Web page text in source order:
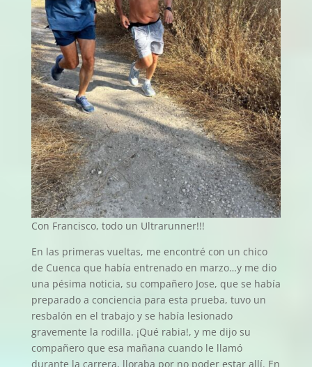
Con Francisco, todo un Ultrarunner!!!
En las primeras vueltas, me encontré con un chico
de Cuenca que había entrenado en marzo…y me dio
una pésima noticia, su compañero Jose, que se había
preparado a conciencia para esta prueba, tuvo un
resbalón en el trabajo y se había lesionado
gravemente la rodilla. ¡Qué rabia!, y me dijo su
compañero que esa mañana cuando le llamó
durante la carrera, lloraba por no poder estar allí. En